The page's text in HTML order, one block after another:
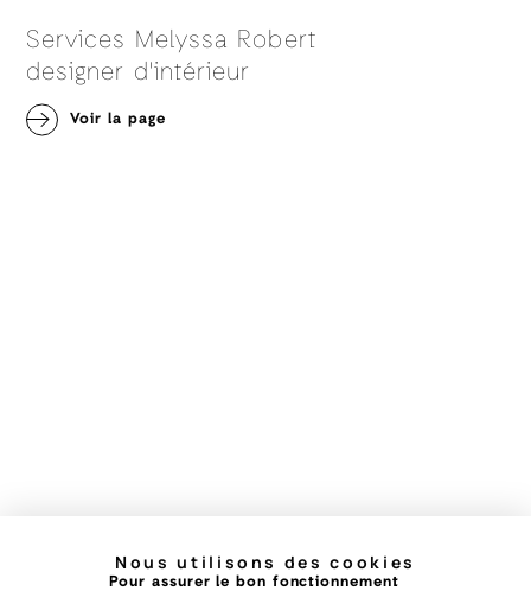
Nous utilisons des cookies
Pour assurer le bon fonctionnement
Services Melyssa Robert
designer d'intérieur
Voir la page